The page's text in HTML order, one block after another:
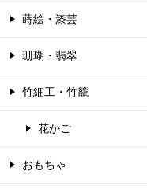
蒔絵・漆芸
珊瑚・翡翠
竹細工・竹籠
花かご
おもちゃ